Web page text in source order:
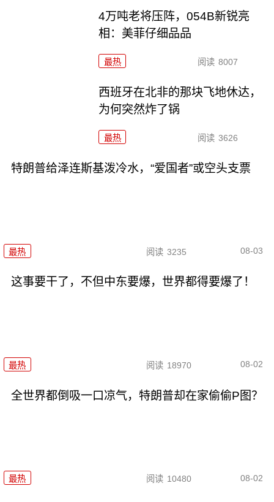
4万吨老将压阵，054B新锐亮
相：美菲仔细品品
最热 阅读 8007
西班牙在北非的那块飞地休达，
为何突然炸了锅
最热 阅读 3626
特朗普给泽连斯基泼冷水，“爱国者”或空头支票
最热 阅读 3235 08-03
这事要干了，不但中东要爆，世界都得要爆了！
最热 阅读 18970 08-02
全世界都倒吸一口凉气，特朗普却在家偷偷P图？
最热 阅读 10480 08-02